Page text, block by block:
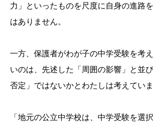
力」といったものを尺度に自身の進路
はありません。
一方、保護者がわが子の中学受験を考
いのは、先述した「周囲の影響」と並
否定」ではないかとわたしは考えていま
「地元の公立中学校は、中学受験を選